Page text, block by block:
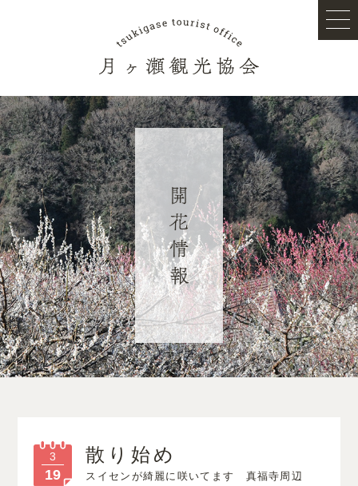
3
19
散り始め
スイセンが綺麗に咲いてます 真福寺周辺